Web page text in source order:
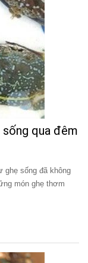
sống qua đêm
ghẹ sống đã không
món ghẹ thơm